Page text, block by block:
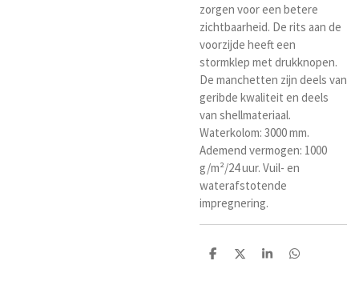
zorgen voor een betere
zichtbaarheid. De rits aan de
voorzijde heeft een
stormklep met drukknopen.
De manchetten zijn deels van
geribde kwaliteit en deels
van shellmateriaal.
Waterkolom: 3000 mm.
Ademend vermogen: 1000
g/m²/24 uur. Vuil- en
waterafstotende
impregnering.
D
D
S
D